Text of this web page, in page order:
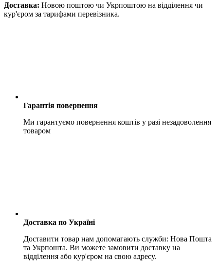
Доставка: Новою поштою чи Укрпоштою на відділення чи
кур'єром за тарифами перевізника.
Гарантія повернення
Ми гарантуємо повернення коштів у разі незадоволення
товаром
Доставка по Україні
Доставити товар нам допомагають служби: Нова Пошта
та Укрпошта. Ви можете замовити доставку на
відділення або кур'єром на свою адресу.